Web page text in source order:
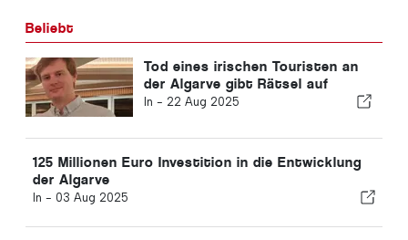
Beliebt
Tod eines irischen Touristen an
der Algarve gibt Rätsel auf
In - 22 Aug 2025
125 Millionen Euro Investition in die Entwicklung
der Algarve
In - 03 Aug 2025